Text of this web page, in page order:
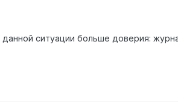
ситуации больше доверия: